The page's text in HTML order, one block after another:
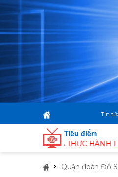
Tin
Tiêu điểm
HÀNH LỐI SỐNG XANH"
Quận đoàn Đồ